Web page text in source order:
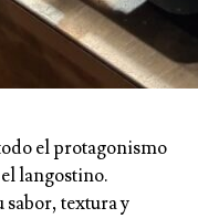
el protagonismo
langostino.
sabor, textura y